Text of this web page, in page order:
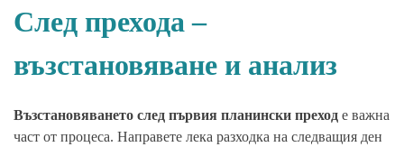
След прехода –
възстановяване и анализ
Възстановяването след първия планински преход е важна
част от процеса. Направете лека разходка на следващия ден